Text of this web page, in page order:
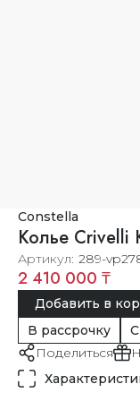
Constella
Колье Crivelli
Артикул 289-
2 410 000 ₸
Добавить в
В рассрочку
Поделиться